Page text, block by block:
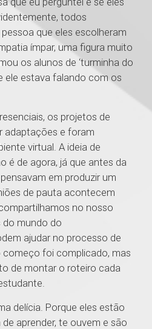
todos
que eles escolheram
ímpar, uma figura muito
os alunos de ‘turminha do
ele estava falando com os
os projetos de
adaptações e foram
virtual. A ideia de
é de agora, já que antes da
em produzir um
de pauta acontecem
no nosso
do mundo do
ajudar no processo de
foi complicado, mas
de montar o roteiro cada
delícia. Porque eles estão
aprender, te ouvem e são